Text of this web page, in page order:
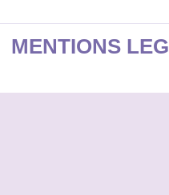
MENTIONS